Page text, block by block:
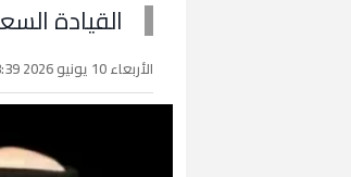
القيادة
الأربعاء 10 يونيو 2026 16:43:39